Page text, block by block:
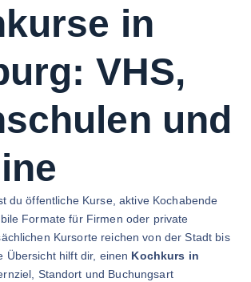
in
VHS,
und
du öffentliche Kurse, aktive Kochabende
Formate für Firmen oder private
Kursorte reichen von der Stadt bis
Übersicht hilft dir, einen Kochkurs in
Standort und Buchungsart